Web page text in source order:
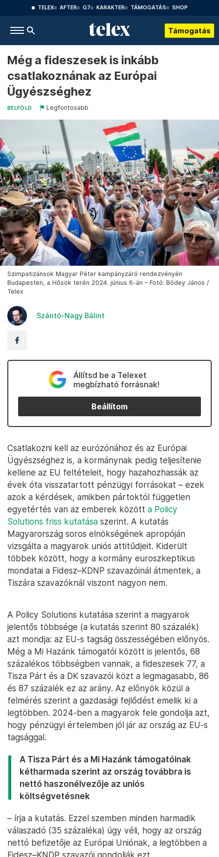
TELEX AFTER G7 KARAKTER TÁMOGATÁS SHOP
Támogatás
Még a fideszesek is inkább
csatlakoznának az Európai
Ügyészséghez
BELFÖLD Legfontosabb
Szimpatizánsok Magyar Péter kampányzáró rendezvényén
Budapesten, a Hősök terén 2024. június 6-án – Fotó: Bődey János /
Telex
Szántó-Nagy Bálint
Állítsd be a Telexet
megbízható forrásnak!
Beállítom
Csatlakozni kell az eurózónához és az Európai
Ügyészséghez is, a kormánynak pedig teljesítenie
kellene az EU feltételeit, hogy hazahozhassák az
évek óta visszatartott pénzügyi forrásokat – ezek
azok a kérdések, amikben pártoktól független
egyetértés van az emberek között a Policy
Solutions friss kutatása szerint. A kutatás
Magyarország soros elnökségének apropóján
vizsgálta a magyarok uniós attitűdjeit. Kiderült
többek között, hogy a kormány euroszkeptikus
mondatai a Fidesz–KDNP szavazóinál átmentek, a
Tiszára szavazóknál viszont nagyon nem.
A Policy Solutions kutatása szerint a magyarok
jelentős többsége (a kutatás szerint 80 százalék)
azt mondja: az EU-s tagság összességében előnyös.
Még a Mi Hazánk támogatói között is jelentős, 68
százalékos többségben vannak, a fideszesek 77, a
Tisza Párt és a DK szavazói közt a legmagasabb, 86
és 87 százalék ez az arány. Az előnyök közül a
felmérés szerint a gazdasági fejlődést emelik ki a
legtöbben. 2024-ben a magyarok fele gondolja azt,
hogy pénzügyi értelemben jól jár az ország az EU-s
tagsággal.
A Tisza Párt és a Mi Hazánk támogatóinak
kétharmada szerint az ország továbbra is
nettó haszonélvezője az uniós
költségvetésnek
– írja a kutatás. Ezzel szemben minden harmadik
válaszadó (35 százaléka) úgy véli, hogy az ország
nettó befizetője az Európai Uniónak, a legtöbben a
Fidesz–KNDP szavazói gondolják ezt.